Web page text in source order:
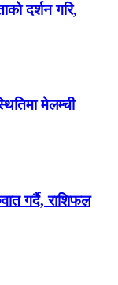
दर्शन गरि,
मेलम्ची
गर्दै, राशिफल